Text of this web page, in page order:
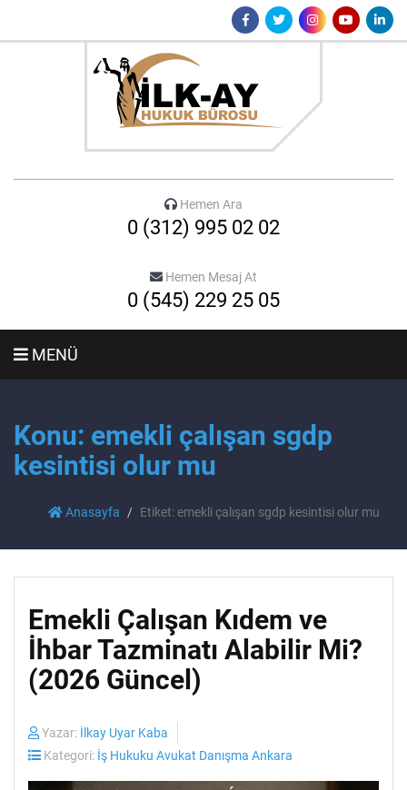
Hemen Ara
0 (312) 995 02 02
Hemen Mesaj At
0 (545) 229 25 05
MENÜ
Konu: emekli çalışan sgdp
kesintisi olur mu
Anasayfa Etiket: emekli çalışan sgdp kesintisi olur mu
Emekli Çalışan Kıdem ve
İhbar Tazminatı Alabilir Mi?
(2026 Güncel)
Yazar: İlkay Uyar Kaba
Kategori: İş Hukuku Avukat Danışma Ankara